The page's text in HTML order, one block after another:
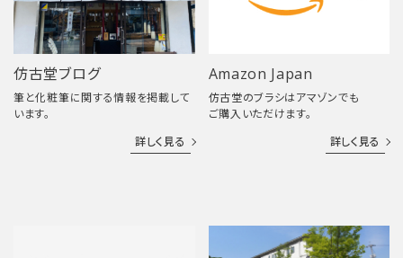
仿古堂ブログ
筆と化粧筆に関する情報を掲載して
います。
詳しく見る
Amazon Japan
仿古堂のブラシはアマゾンでも
ご購入いただけます。
詳しく見る